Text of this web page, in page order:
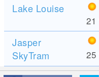
Lake Louise
21
Jasper
SkyTram
25